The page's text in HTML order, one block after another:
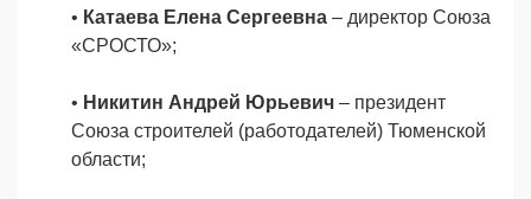
• Катаева Елена Сергеевна – директор Союза
«СРОСТО»;
• Никитин Андрей Юрьевич – президент
Союза строителей (работодателей) Тюменской
области;